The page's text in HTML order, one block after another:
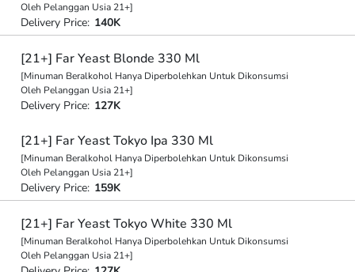
Oleh Pelanggan Usia 21+]
Delivery Price: 140K
[21+] Far Yeast Blonde 330 Ml
[Minuman Beralkohol Hanya Diperbolehkan Untuk Dikonsumsi
Oleh Pelanggan Usia 21+]
Delivery Price: 127K
[21+] Far Yeast Tokyo Ipa 330 Ml
[Minuman Beralkohol Hanya Diperbolehkan Untuk Dikonsumsi
Oleh Pelanggan Usia 21+]
Delivery Price: 159K
[21+] Far Yeast Tokyo White 330 Ml
[Minuman Beralkohol Hanya Diperbolehkan Untuk Dikonsumsi
Oleh Pelanggan Usia 21+]